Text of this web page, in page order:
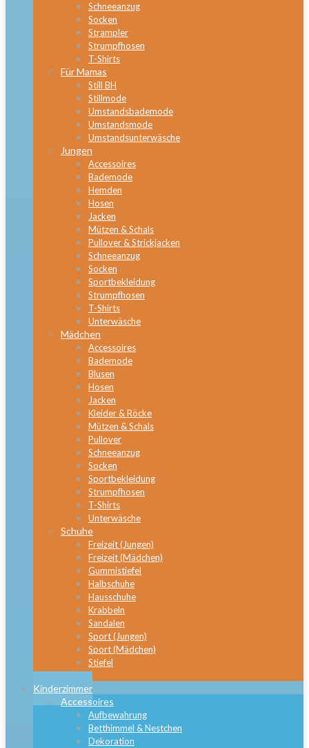
Schneeanzug
Socken
Strampler
Strumpfhosen
T-Shirts
Für Mamas
Still BH
Stillmode
Umstandsbademode
Umstandsmode
Umstandsunterwäsche
Jungen
Accessoires
Bademode
Hemden
Hosen
Jacken
Mützen & Schals
Pullover & Strickjacken
Schneeanzug
Socken
Sportbekleidung
Strumpfhosen
T-Shirts
Unterwäsche
Mädchen
Accessoires
Bademode
Blusen
Hosen
Jacken
Kleider & Röcke
Mützen & Schals
Pullover
Schneeanzug
Socken
Sportbekleidung
Strumpfhosen
T-Shirts
Unterwäsche
Schuhe
Freizeit (Jungen)
Freizeit (Mädchen)
Gummistiefel
Halbschuhe
Hausschuhe
Krabbeln
Sandalen
Sport (Jungen)
Sport (Mädchen)
Stiefel
Close
Kinderzimmer
Accessoires
Aufbewahrung
Betthimmel & Nestchen
Dekoration